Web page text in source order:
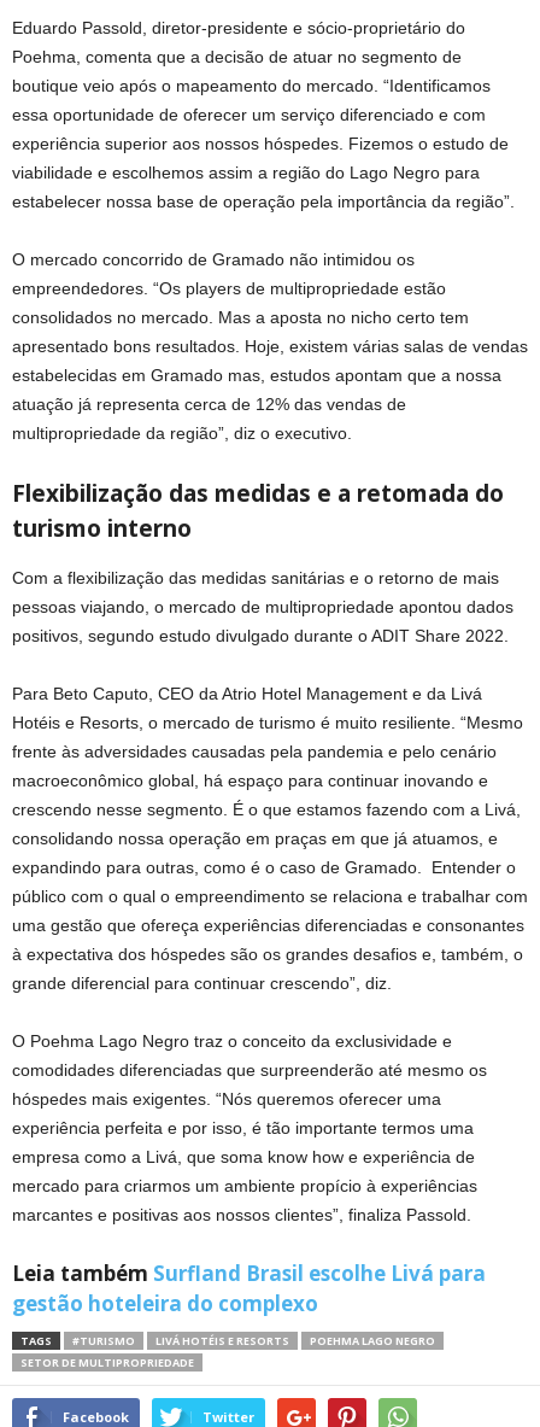
Eduardo Passold, diretor-presidente e sócio-proprietário do
Poehma, comenta que a decisão de atuar no segmento de
boutique veio após o mapeamento do mercado. “Identificamos
essa oportunidade de oferecer um serviço diferenciado e com
experiência superior aos nossos hóspedes. Fizemos o estudo de
viabilidade e escolhemos assim a região do Lago Negro para
estabelecer nossa base de operação pela importância da região”.
O mercado concorrido de Gramado não intimidou os
empreendedores. “Os players de multipropriedade estão
consolidados no mercado. Mas a aposta no nicho certo tem
apresentado bons resultados. Hoje, existem várias salas de vendas
estabelecidas em Gramado mas, estudos apontam que a nossa
atuação já representa cerca de 12% das vendas de
multipropriedade da região”, diz o executivo.
Flexibilização das medidas e a retomada do
turismo interno
Com a flexibilização das medidas sanitárias e o retorno de mais
pessoas viajando, o mercado de multipropriedade apontou dados
positivos, segundo estudo divulgado durante o ADIT Share 2022.
Para Beto Caputo, CEO da Atrio Hotel Management e da Livá
Hotéis e Resorts, o mercado de turismo é muito resiliente. “Mesmo
frente às adversidades causadas pela pandemia e pelo cenário
macroeconômico global, há espaço para continuar inovando e
crescendo nesse segmento. É o que estamos fazendo com a Livá,
consolidando nossa operação em praças em que já atuamos, e
expandindo para outras, como é o caso de Gramado. Entender o
público com o qual o empreendimento se relaciona e trabalhar com
uma gestão que ofereça experiências diferenciadas e consonantes
à expectativa dos hóspedes são os grandes desafios e, também, o
grande diferencial para continuar crescendo”, diz.
O Poehma Lago Negro traz o conceito da exclusividade e
comodidades diferenciadas que surpreenderão até mesmo os
hóspedes mais exigentes. “Nós queremos oferecer uma
experiência perfeita e por isso, é tão importante termos uma
empresa como a Livá, que soma know how e experiência de
mercado para criarmos um ambiente propício à experiências
marcantes e positivas aos nossos clientes”, finaliza Passold.
Leia também Surfland Brasil escolhe Livá para
gestão hoteleira do complexo
TAGS #TURISMO LIVÁ HOTÉIS E RESORTS
POEHMA LAGO NEGRO
SETOR DE MULTIPROPRIEDADE
Facebook Twitter